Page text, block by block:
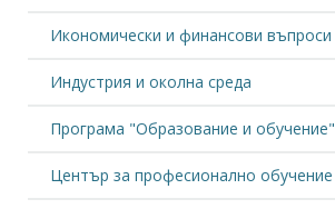
Икономически и финансови въпроси
Индустрия и околна среда
Програма "Образование и обучение"
Център за професионално обучение